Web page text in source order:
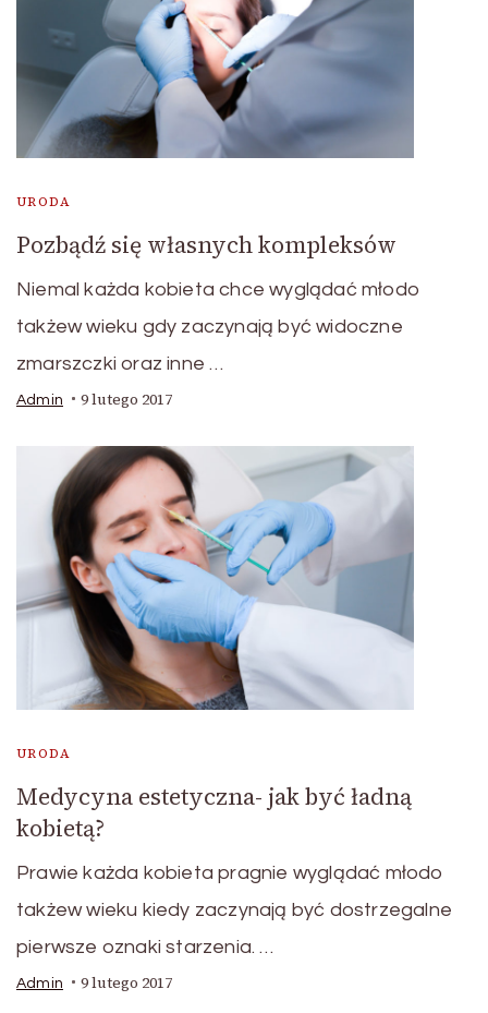
URODA
Pozbądź się własnych kompleksów
Niemal każda kobieta chce wyglądać młodo
takżew wieku gdy zaczynają być widoczne
zmarszczki oraz inne …
Admin 9 lutego 2017
URODA
Medycyna estetyczna- jak być ładną
kobietą?
Prawie każda kobieta pragnie wyglądać młodo
takżew wieku kiedy zaczynają być dostrzegalne
pierwsze oznaki starzenia. …
Admin 9 lutego 2017